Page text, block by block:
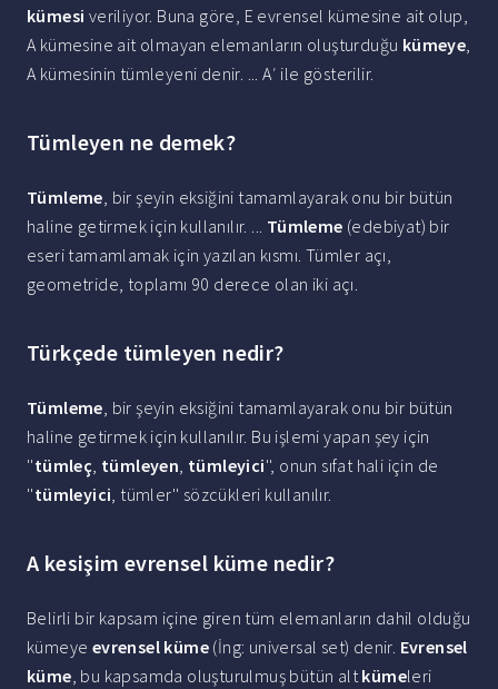
kümesi veriliyor. Buna göre, E evrensel kümesine ait olup,
A kümesine ait olmayan elemanların oluşturduğu kümeye,
A kümesinin tümleyeni denir. ... A′ ile gösterilir.
Tümleyen ne demek?
Tümleme, bir şeyin eksiğini tamamlayarak onu bir bütün
haline getirmek için kullanılır. ... Tümleme (edebiyat) bir
eseri tamamlamak için yazılan kısmı. Tümler açı,
geometride, toplamı 90 derece olan iki açı.
Türkçede tümleyen nedir?
Tümleme, bir şeyin eksiğini tamamlayarak onu bir bütün
haline getirmek için kullanılır. Bu işlemi yapan şey için
''tümleç, tümleyen, tümleyici'', onun sıfat hali için de
''tümleyici, tümler'' sözcükleri kullanılır.
A kesişim evrensel küme nedir?
Belirli bir kapsam içine giren tüm elemanların dahil olduğu
kümeye evrensel küme (İng: universal set) denir. Evrensel
küme, bu kapsamda oluşturulmuş bütün altkümeleri